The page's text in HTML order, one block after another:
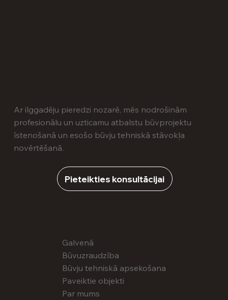
Galvenā
Būvuzraudzība
Būvju tehniskā apsekošana
Paveiktie objekti
Par mums
Ar ilggadēju pieredzi nozarē, mēs nodrošinām
profesionālu un uzticamu atbalstu būvprojektu
īstenošanā un esošo būvju tehniskā stāvokļa
novērtēšanā.
Pieteikties konsultācijai